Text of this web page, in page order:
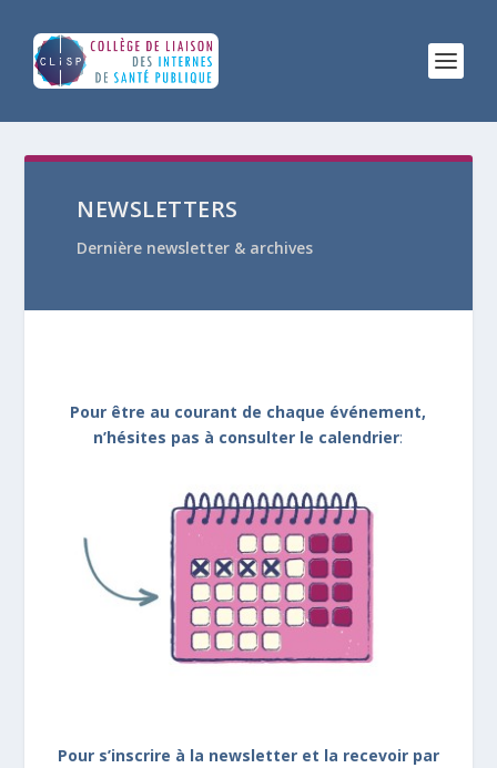
NEWSLETTERS
Dernière newsletter & archives
Pour être au courant de chaque événement,
n’hésites pas à consulter le calendrier:
Pour s’inscrire à la newsletter et la recevoir par